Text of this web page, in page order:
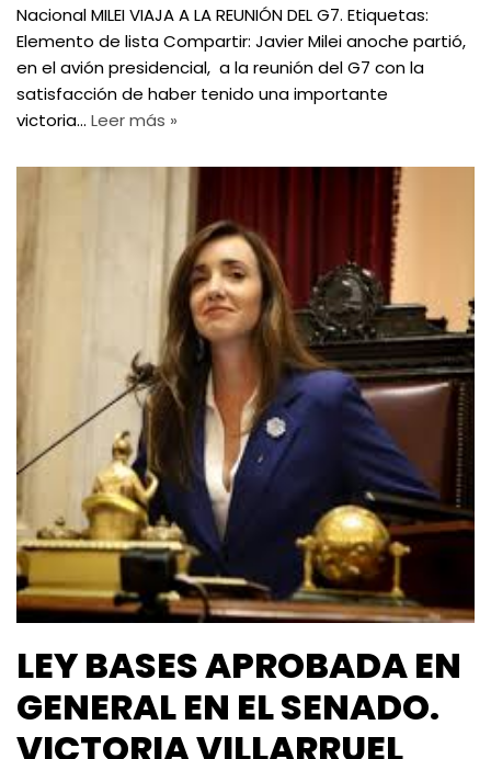
Nacional MILEI VIAJA A LA REUNIÓN DEL G7. Etiquetas:
Elemento de lista Compartir: Javier Milei anoche partió,
en el avión presidencial, a la reunión del G7 con la
satisfacción de haber tenido una importante
victoria… Leer más »
LEY BASES APROBADA EN
GENERAL EN EL SENADO.
VICTORIA VILLARRUEL